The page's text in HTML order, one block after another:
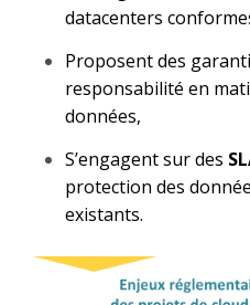
datacenters
Proposent des
responsabilité en
données,
S’engagent sur des
protection des
existants.